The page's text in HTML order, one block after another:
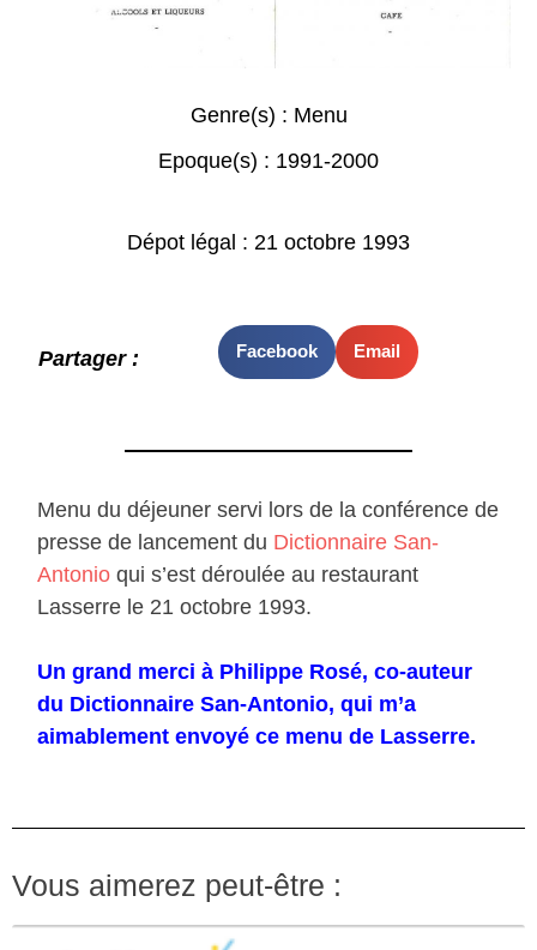
Genre(s) : Menu
Epoque(s) : 1991-2000
Dépot légal : 21 octobre 1993
Partager : Facebook Email
Menu du déjeuner servi lors de la conférence de
presse de lancement du Dictionnaire San-
Antonioqui s’est déroulée au restaurant
Lasserre le 21 octobre 1993.
Un grand merci à Philippe Rosé, co-auteur
du Dictionnaire San-Antonio, qui m’a
aimablement envoyé ce menu de Lasserre.
Vous aimerez peut-être :